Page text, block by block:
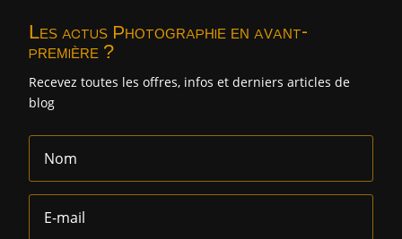
Les actus Photographie en avant-
première ?
Recevez toutes les offres, infos et derniers articles de
blog